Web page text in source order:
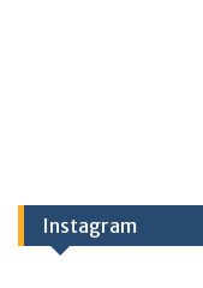
Instagram